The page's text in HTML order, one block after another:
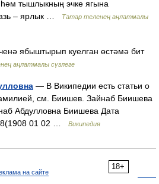
тышлыкның эчке ягына
– ярлык …
Татар теленең аңлатмалы
ябыштырып куелган өстәмә бит
аңлатмалы сүзлеге
— В Википедии есть статьи о
см. Биишев. Зайнаб Биишева
Абдулловна Биишева Дата
01 02 …
Википедия
18+
на сайте